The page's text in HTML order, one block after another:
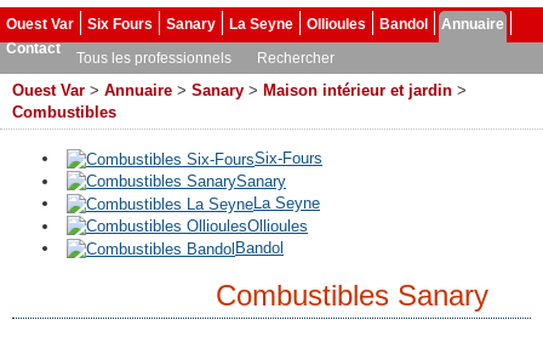
Ouest Var Six Fours Sanary La Seyne Ollioules Bandol
Annuaire
Contact
Tous les professionnels Rechercher
Ouest Var > Annuaire > Sanary > Maison intérieur et jardin >
Combustibles
Six-Fours
Sanary
La Seyne
Ollioules
Bandol
Combustibles Sanary